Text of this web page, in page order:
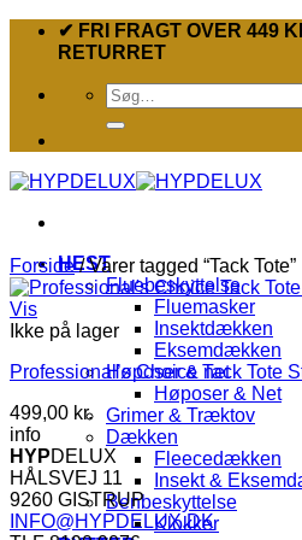
Fortsæt✔ FRI FRAGT OVER 449
RETURRET
Søg
efter:
HEST
Fluebeskyttelse
Fluemasker
Insektdækken
Eksemdækken
Høposer & net
Høposer & Net
Grimer & Træktov
Dækken
Fleecedækken
Insekt &
Benbeskyttelse
Klokker
Forside /Varer tagged “Tack Tote”
Vis
Ikke på lager
Professional’s Choice Tack Tote
499,00 kr.
info
HYPDELUX
HÅLSVEJ 11
9260 GISTRUP
INFO@HYPDELUX.DK